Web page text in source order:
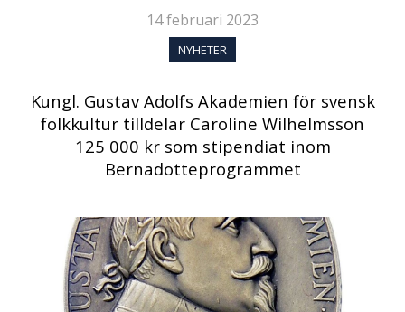
14 februari 2023
NYHETER
Kungl. Gustav Adolfs Akademien för svensk
folkkultur tilldelar Caroline Wilhelmsson
125 000 kr som stipendiat inom
Bernadotteprogrammet